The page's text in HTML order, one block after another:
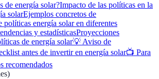
de energía solar?Impacto de las políticas en la
solarEjemplos concretos de
políticas energía solar en diferentes
y estadísticasProyecciones
de energía solar💡 Aviso de
antes de invertir en energía solar📺 Para
recomendados
)